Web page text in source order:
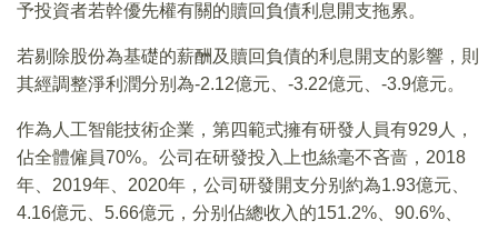
予投資者若幹優先權有關的贖回負債利息開支拖累。
若剔除股份為基礎的薪酬及贖回負債的利息開支的影響，則
其經調整淨利潤分别為-2.12億元、-3.22億元、-3.9億元。
作為人工智能技術企業，第四範式擁有研發人員有929人，
佔全體僱員70%。公司在研發投入上也絲毫不吝啬，2018
年、2019年、2020年，公司研發開支分别約為1.93億元、
4.16億元、5.66億元，分别佔總收入的151.2%、90.6%、